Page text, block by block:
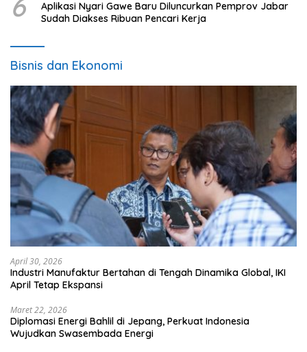
Aplikasi Nyari Gawe Baru Diluncurkan Pemprov Jabar
Sudah Diakses Ribuan Pencari Kerja
Bisnis dan Ekonomi
April 30, 2026
Industri Manufaktur Bertahan di Tengah Dinamika Global, IKI
April Tetap Ekspansi
Maret 22, 2026
Diplomasi Energi Bahlil di Jepang, Perkuat Indonesia
Wujudkan Swasembada Energi